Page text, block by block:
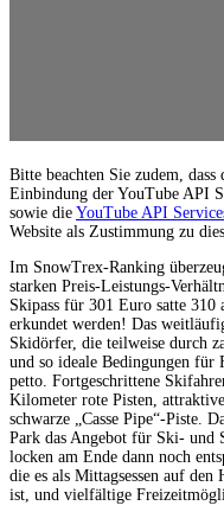
Bitte beachten Sie zudem,
Einbindung der YouTube API
sowie die YouTube API
Website als Zustimmung zu
Im SnowTrex-Ranking
starken Preis-Leistungs-
Skipass für 301 Euro satte 310
erkundet werden! Das
Skidörfer, die teilweise durch
und so ideale Bedingungen für
petto. Fortgeschrittene
Kilometer rote Pisten,
schwarze „Casse Pipe“-Piste.
Park das Angebot für Ski- und
locken am Ende dann noch
die es als Mittagsessen auf
ist, und vielfältige